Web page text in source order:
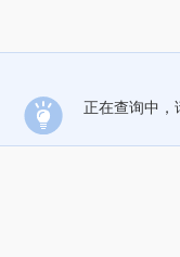
正在查询中，